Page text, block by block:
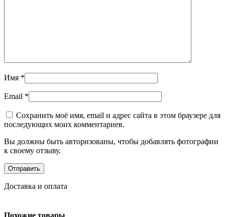
Имя *
Email *
Сохранить моё имя, email и адрес сайта в этом браузере для
последующих моих комментариев.
Вы должны быть авторизованы, чтобы добавлять фотографии
к своему отзыву.
Доставка и оплата
Похожие товары